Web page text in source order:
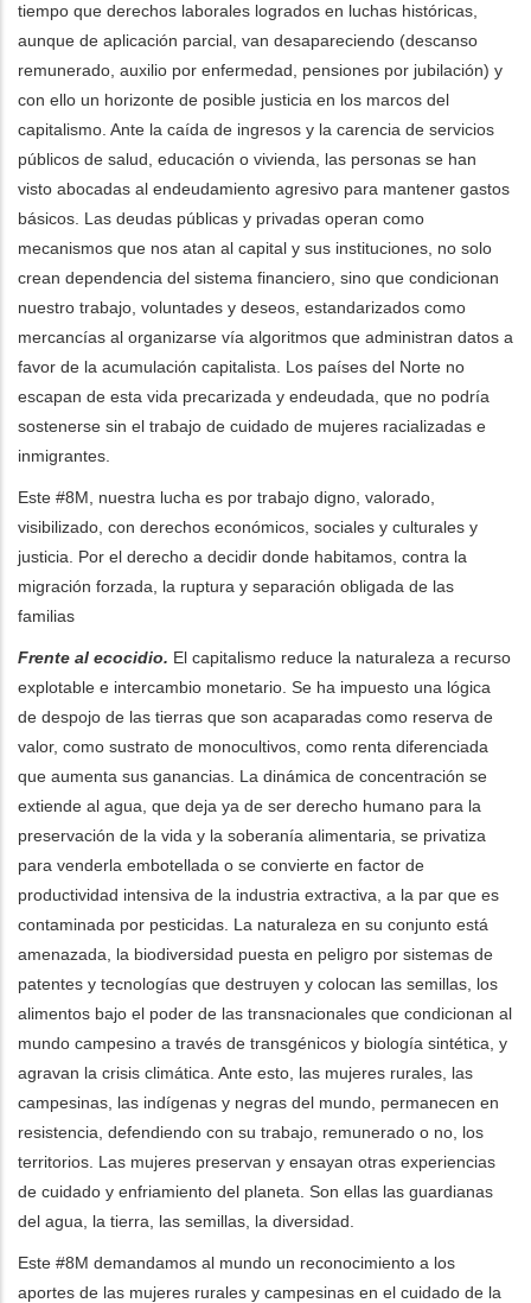
tiempo que derechos laborales logrados en luchas históricas,
aunque de aplicación parcial, van desapareciendo (descanso
remunerado, auxilio por enfermedad, pensiones por jubilación) y
con ello un horizonte de posible justicia en los marcos del
capitalismo. Ante la caída de ingresos y la carencia de servicios
públicos de salud, educación o vivienda, las personas se han
visto abocadas al endeudamiento agresivo para mantener gastos
básicos. Las deudas públicas y privadas operan como
mecanismos que nos atan al capital y sus instituciones, no solo
crean dependencia del sistema financiero, sino que condicionan
nuestro trabajo, voluntades y deseos, estandarizados como
mercancías al organizarse vía algoritmos que administran datos a
favor de la acumulación capitalista. Los países del Norte no
escapan de esta vida precarizada y endeudada, que no podría
sostenerse sin el trabajo de cuidado de mujeres racializadas e
inmigrantes.
Este #8M, nuestra lucha es por trabajo digno, valorado,
visibilizado, con derechos económicos, sociales y culturales y
justicia. Por el derecho a decidir donde habitamos, contra la
migración forzada, la ruptura y separación obligada de las
familias
Frente al ecocidio. El capitalismo reduce la naturaleza a recurso
explotable e intercambio monetario. Se ha impuesto una lógica
de despojo de las tierras que son acaparadas como reserva de
valor, como sustrato de monocultivos, como renta diferenciada
que aumenta sus ganancias. La dinámica de concentración se
extiende al agua, que deja ya de ser derecho humano para la
preservación de la vida y la soberanía alimentaria, se privatiza
para venderla embotellada o se convierte en factor de
productividad intensiva de la industria extractiva, a la par que es
contaminada por pesticidas. La naturaleza en su conjunto está
amenazada, la biodiversidad puesta en peligro por sistemas de
patentes y tecnologías que destruyen y colocan las semillas, los
alimentos bajo el poder de las transnacionales que condicionan al
mundo campesino a través de transgénicos y biología sintética, y
agravan la crisis climática. Ante esto, las mujeres rurales, las
campesinas, las indígenas y negras del mundo, permanecen en
resistencia, defendiendo con su trabajo, remunerado o no, los
territorios. Las mujeres preservan y ensayan otras experiencias
de cuidado y enfriamiento del planeta. Son ellas las guardianas
del agua, la tierra, las semillas, la diversidad.
Este #8M demandamos al mundo un reconocimiento a los
aportes de las mujeres rurales y campesinas en el cuidado de la